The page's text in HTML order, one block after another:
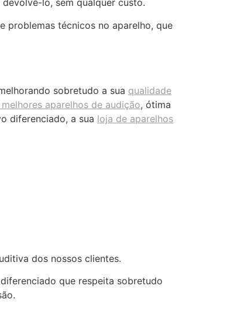
lo, sem qualquer custo.
problemas técnicos no aparelho, que
sobretudo a sua qualidade
melhores aparelhos de audição, ótima
diferenciado, a sua loja de aparelhos
dos nossos clientes.
que respeita sobretudo